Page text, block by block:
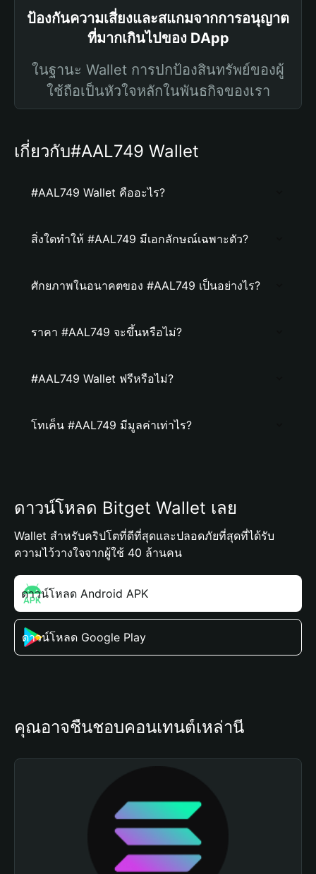
ป้องกันความเสี่ยงและสแกมจากการอนุญาต
ที่มากเกินไปของ DApp
ในฐานะ Wallet การปกป้องสินทรัพย์ของผู้
ใช้ถือเป็นหัวใจหลักในพันธกิจของเรา
เกี่ยวกับ#AAL749 Wallet
#AAL749 Wallet คืออะไร?
สิ่งใดทำให้ #AAL749 มีเอกลักษณ์เฉพาะตัว?
ศักยภาพในอนาคตของ #AAL749 เป็นอย่างไร?
ราคา #AAL749 จะขึ้นหรือไม่?
#AAL749 Wallet ฟรีหรือไม่?
โทเค็น #AAL749 มีมูลค่าเท่าไร?
ดาวน์โหลด Bitget Wallet เลย
Wallet สำหรับคริปโตที่ดีที่สุดและปลอดภัยที่สุดที่ได้รับ
ความไว้วางใจจากผู้ใช้ 40 ล้านคน
ดาวน์โหลด Android APK
ดาวน์โหลด Google Play
คุณอาจชื่นชอบคอนเทนต์เหล่านี้